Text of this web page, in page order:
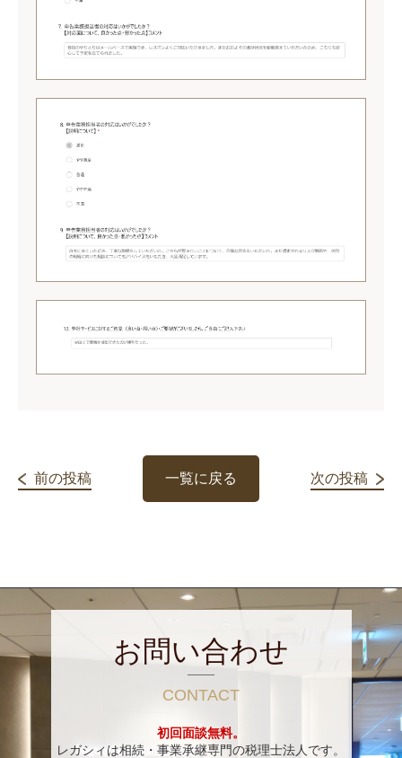
前の投稿 一覧に戻る 次の投稿
お問い合わせ
CONTACT
初回面談無料。
レガシィは相続・事業承継専門の税理士法人です。